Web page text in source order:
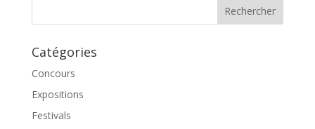
Catégories
Concours
Expositions
Festivals